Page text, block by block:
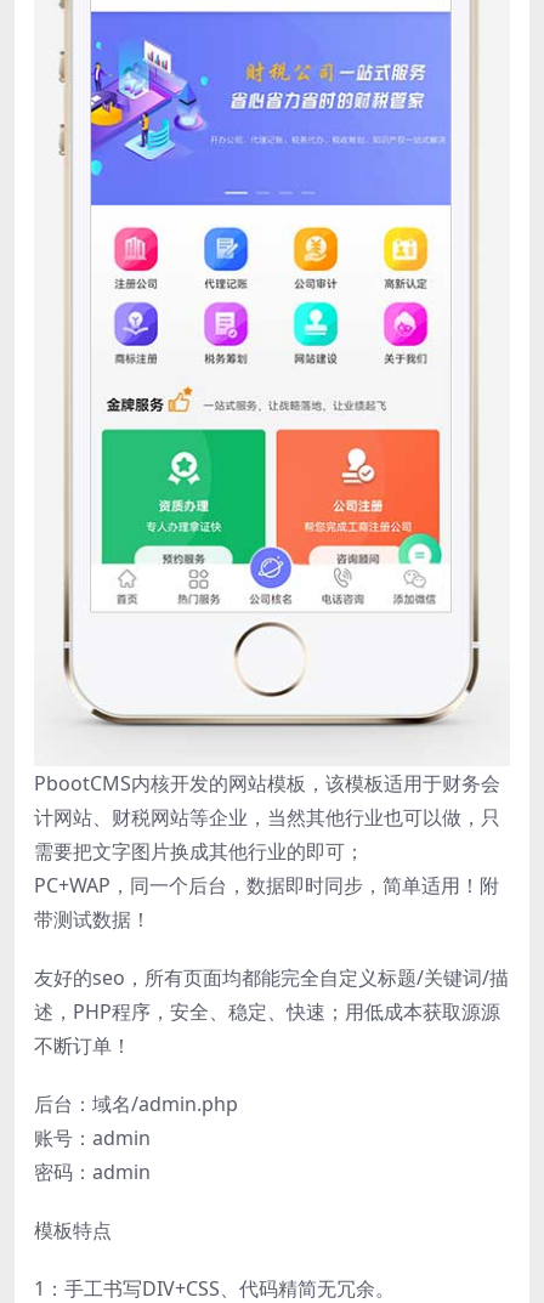
PbootCMS内核开发的网站模板，该模板适用于财务会
计网站、财税网站等企业，当然其他行业也可以做，只
需要把文字图片换成其他行业的即可；
PC+WAP，同一个后台，数据即时同步，简单适用！附
带测试数据！
友好的seo，所有页面均都能完全自定义标题/关键词/描
述，PHP程序，安全、稳定、快速；用低成本获取源源
不断订单！
后台：域名/admin.php
账号：admin
密码：admin
模板特点
1：手工书写DIV+CSS、代码精简无冗余。